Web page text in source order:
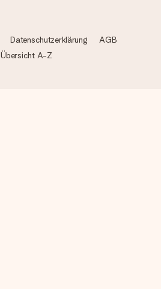
Datenschutzerklärung
AGB
Übersicht A-Z